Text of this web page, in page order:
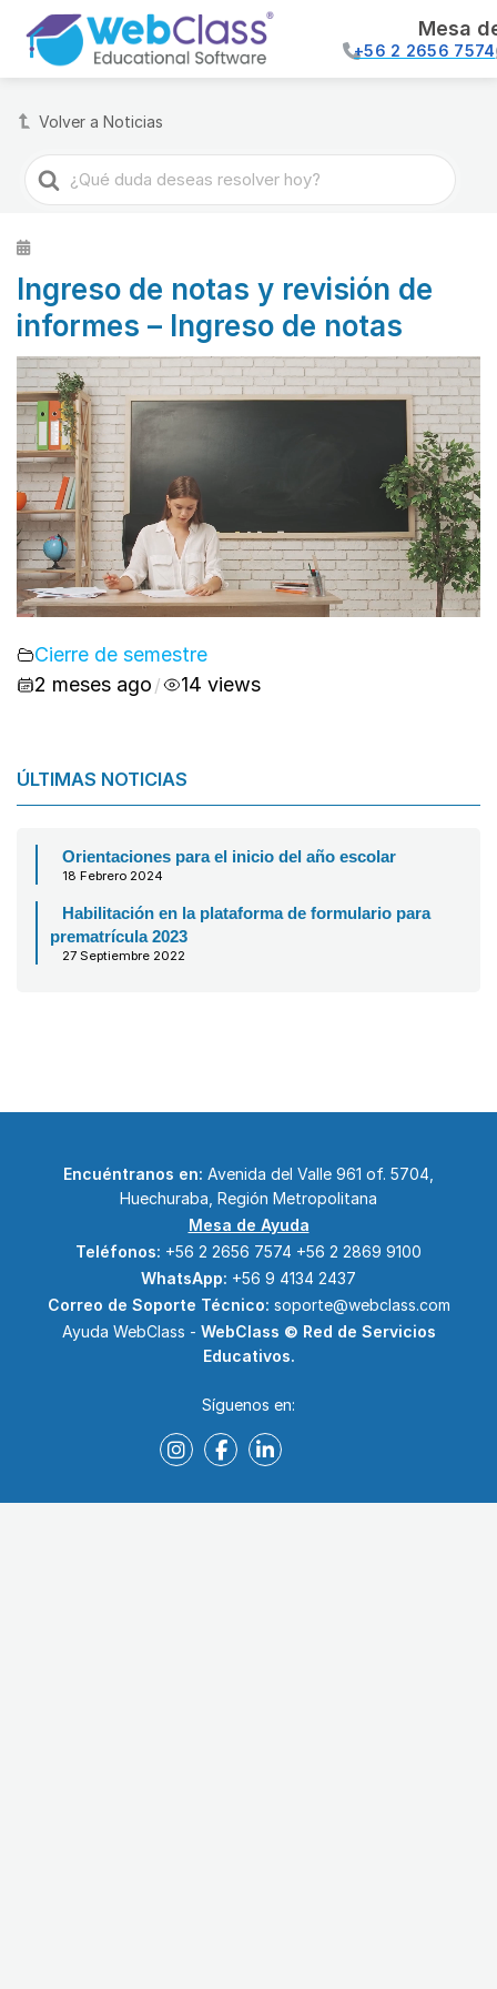
Mesa
+56 2 2656 7574
Volver a Noticias
Buscar
Ingreso de notas y revisión de
informes – Ingreso de notas
Cierre de semestre
2 meses ago / 14 views
ÚLTIMAS NOTICIAS
Orientaciones para el inicio del año escolar
18 Febrero 2024
Habilitación en la plataforma de formulario para
prematrícula 2023
27 Septiembre 2022
Encuéntranos en: Avenida del Valle 961 of. 5704,
Huechuraba, Región Metropolitana
Mesa de Ayuda
Teléfonos: +56 2 2656 7574 +56 2 2869 9100
WhatsApp: +56 9 4134 2437
Correo de Soporte Técnico: soporte@webclass.com
Ayuda WebClass - WebClass © Red de Servicios
Educativos.
Síguenos en: